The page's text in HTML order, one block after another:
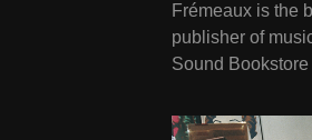
Frémeaux is the
publisher of
Sound Bookstore